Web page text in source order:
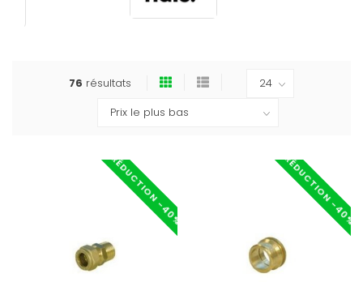
76 résultats
RÉDUCTION -40% RÉDUCTION -40%